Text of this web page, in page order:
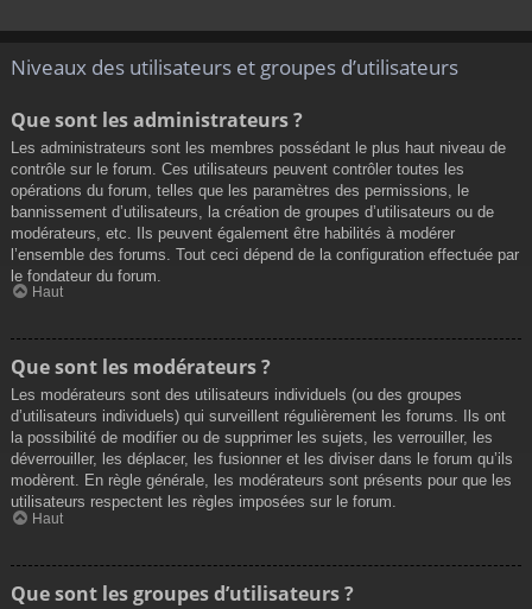
Niveaux des utilisateurs et groupes d’utilisateurs
Que sont les administrateurs ?
Les administrateurs sont les membres possédant le plus haut niveau de
contrôle sur le forum. Ces utilisateurs peuvent contrôler toutes les
opérations du forum, telles que les paramètres des permissions, le
bannissement d’utilisateurs, la création de groupes d’utilisateurs ou de
modérateurs, etc. Ils peuvent également être habilités à modérer
l’ensemble des forums. Tout ceci dépend de la configuration effectuée par
le fondateur du forum.
Haut
Que sont les modérateurs ?
Les modérateurs sont des utilisateurs individuels (ou des groupes
d’utilisateurs individuels) qui surveillent régulièrement les forums. Ils ont
la possibilité de modifier ou de supprimer les sujets, les verrouiller, les
déverrouiller, les déplacer, les fusionner et les diviser dans le forum qu’ils
modèrent. En règle générale, les modérateurs sont présents pour que les
utilisateurs respectent les règles imposées sur le forum.
Haut
Que sont les groupes d’utilisateurs ?